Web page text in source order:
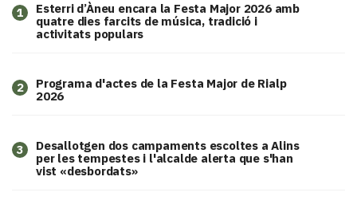
1
Esterri d’Àneu encara la Festa Major 2026 amb
quatre dies farcits de música, tradició i
activitats populars
2
Programa d'actes de la Festa Major de Rialp
2026
3
​Desallotgen dos campaments escoltes a Alins
per les tempestes i l'alcalde alerta que s'han
vist «desbordats»